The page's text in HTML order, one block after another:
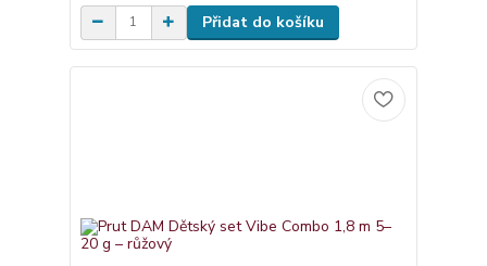
Přidat do košíku